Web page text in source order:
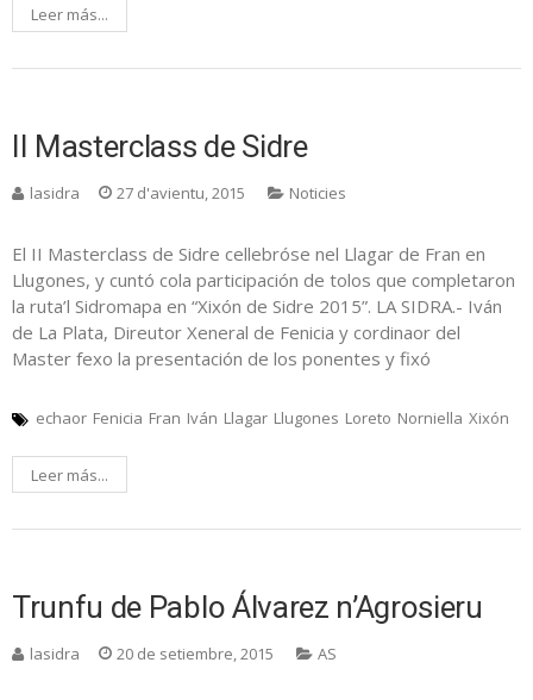
Leer más...
II Masterclass de Sidre
lasidra 27 d'avientu, 2015 Noticies
El II Masterclass de Sidre cellebróse nel Llagar de Fran en
Llugones, y cuntó cola participación de tolos que completaron
la ruta’l Sidromapa en “Xixón de Sidre 2015”. LA SIDRA.- Iván
de La Plata, Direutor Xeneral de Fenicia y cordinaor del
Master fexo la presentación de los ponentes y fixó
echaor Fenicia Fran Iván Llagar Llugones Loreto Norniella Xixón
Leer más...
Trunfu de Pablo Álvarez n’Agrosieru
lasidra 20 de setiembre, 2015 AS